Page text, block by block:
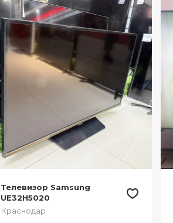
Телевизор Samsung
UE32H5020
Краснодар